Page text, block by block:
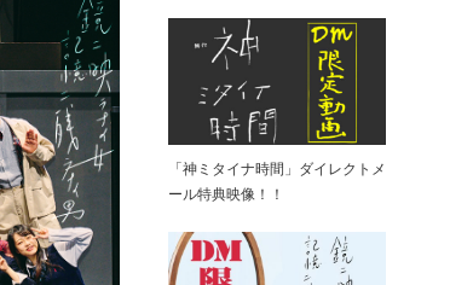
「神ミタイナ時間」ダイレクトメ
ール特典映像！！